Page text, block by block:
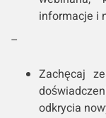
informacje i
–
Zachęcaj
odkrycia